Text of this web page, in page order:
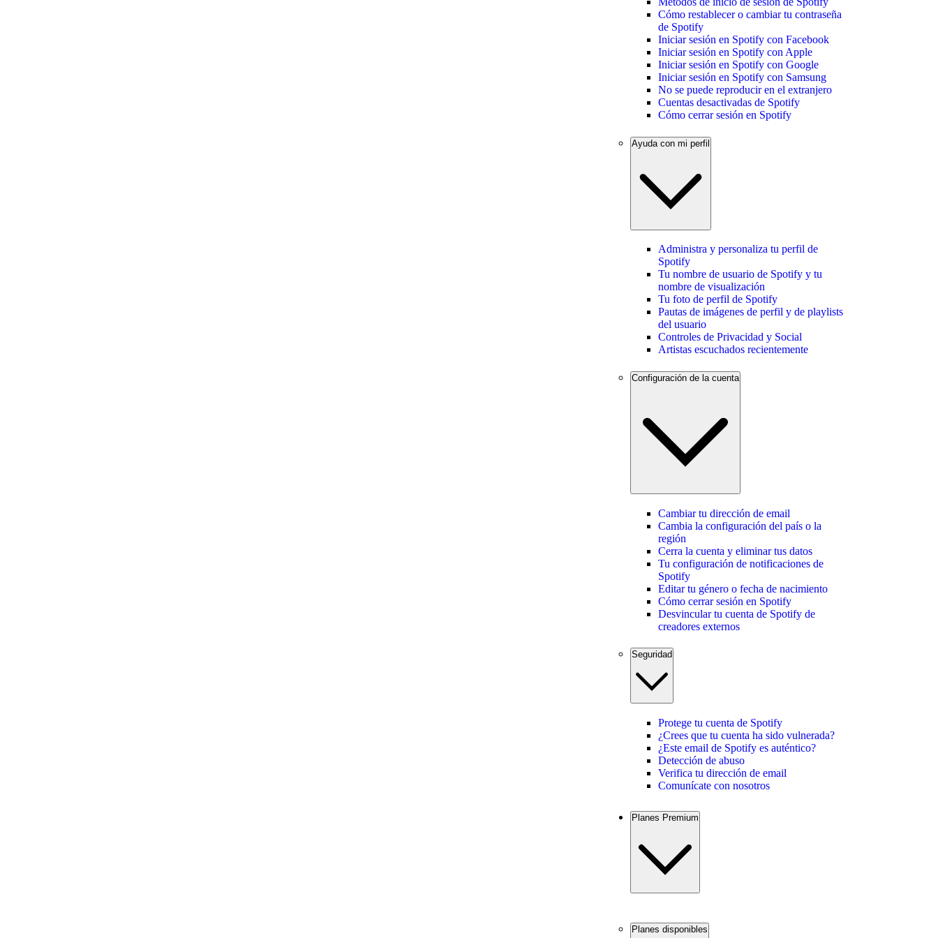
Cómo restablecer o cambiar tu contraseña
de Spotify
Iniciar sesión en Spotify con Facebook
Iniciar sesión en Spotify con Apple
Iniciar sesión en Spotify con Google
Iniciar sesión en Spotify con Samsung
No se puede reproducir en el extranjero
Cuentas desactivadas de Spotify
Cómo cerrar sesión en Spotify
Ayuda con mi perfil
Administra y personaliza tu perfil de
Spotify
Tu nombre de usuario de Spotify y tu
nombre de visualización
Tu foto de perfil de Spotify
Pautas de imágenes de perfil y de playlists
del usuario
Controles de Privacidad y Social
Artistas escuchados recientemente
Configuración de la cuenta
Cambiar tu dirección de email
Cambia la configuración del país o la
región
Cerra la cuenta y eliminar tus datos
Tu configuración de notificaciones de
Spotify
Editar tu género o fecha de nacimiento
Cómo cerrar sesión en Spotify
Desvincular tu cuenta de Spotify de
creadores externos
Seguridad
Protege tu cuenta de Spotify
¿Crees que tu cuenta ha sido vulnerada?
¿Este email de Spotify es auténtico?
Detección de abuso
Verifica tu dirección de email
Comunícate con nosotros
Planes Premium
Planes disponibles